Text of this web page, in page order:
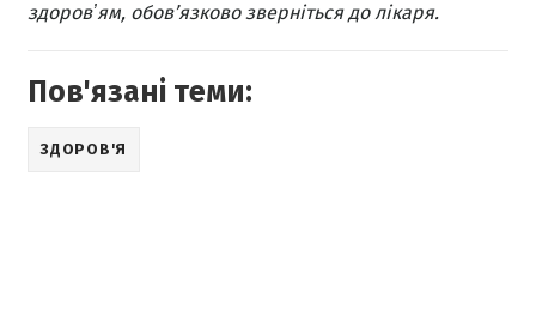
здоровʼям, обов’язково зверніться до лікаря.
Пов'язані теми:
ЗДОРОВ'Я